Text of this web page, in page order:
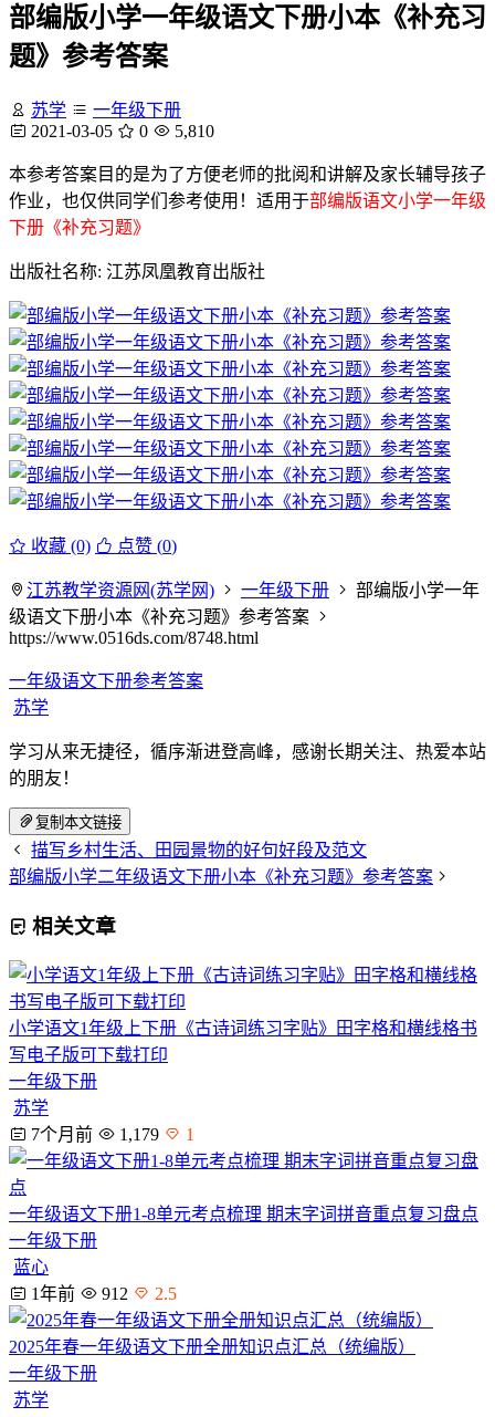
部编版小学一年级语文下册小本《补充习
题》参考答案
苏学
一年级下册
2021-03-05
0 5,810
本参考答案目的是为了方便老师的批阅和讲解及家长辅导孩子
作业，也仅供同学们参考使用！适用于部编版语文小学一年级
下册《补充习题》
出版社名称: 江苏凤凰教育出版社
收藏 (0) 点赞 (0)
江苏教学资源网(苏学网) 一年级下册
部编版小学一年
级语文下册小本《补充习题》参考答案
https://www.0516ds.com/8748.html
一年级语文下册参考答案
苏学
学习从来无捷径，循序渐进登高峰，感谢长期关注、热爱本站
的朋友！
复制本文链接
描写乡村生活、田园景物的好句好段及范文
部编版小学二年级语文下册小本《补充习题》参考答案
相关文章
小学语文1年级上下册《古诗词练习字贴》田字格和横线格书
写电子版可下载打印
一年级下册
苏学
7个月前
1,179 1
一年级语文下册1-8单元考点梳理 期末字词拼音重点复习盘点
一年级下册
蓝心
1年前
912 2.5
2025年春一年级语文下册全册知识点汇总（统编版）
一年级下册
苏学